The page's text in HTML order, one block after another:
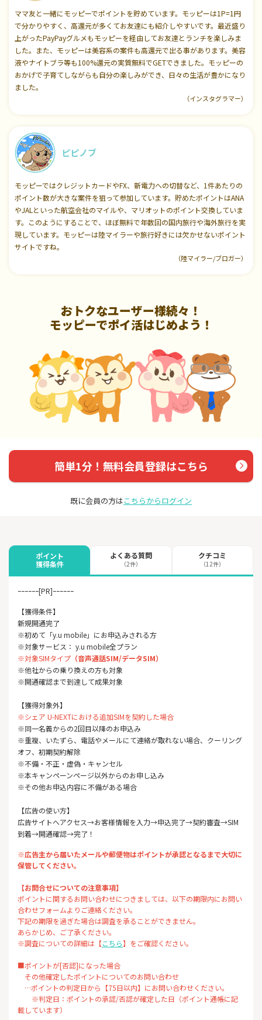
ママ友と一緒にモッピーでポイントを貯めています。モッピーは1P=1円
で分かりやすく、高還元が多くてお友達にも紹介しやすいです。最近盛り
上がったPayPayグルメもモッピーを経由してお友達とランチを楽しみま
した。また、モッピーは美容系の案件も高還元で出る事があります。美容
液やナイトブラ等も100%還元の実質無料でGETできました。モッピーの
おかげで子育てしながらも自分の楽しみができ、日々の生活が豊かになり
ました。
（インスタグラマー）
ピピノブ
モッピーではクレジットカードやFX、新電力への切替など、1件あたりの
ポイント数が大きな案件を狙って参加しています。貯めたポイントはANA
やJALといった航空会社のマイルや、マリオットのポイント交換していま
す。このようにすることで、ほぼ無料で年数回の国内旅行や海外旅行を実
現しています。モッピーは陸マイラーや旅行好きには欠かせないポイント
サイトですね。
（陸マイラー/ブロガー）
おトクなユーザー様続々！
モッピーでポイ活はじめよう！
簡単1分！無料会員登録はこちら
既に会員の方はこちらからログイン
ポイント
獲得条件
よくある質問
（2件）
クチコミ
（12件）
ｰｰｰｰｰｰ[PR]ｰｰｰｰｰｰ
【獲得条件】
新規開通完了
※初めて「y.u mobile」にお申込みされる方
※対象サービス： y.u mobile全プラン
※対象SIMタイプ （音声通話SIM/データSIM）
※他社からの乗り換えの方も対象
※開通確認まで到達して成果対象
【獲得対象外】
※シェア U-NEXTにおける追加SIMを契約した場合
※同一名義からの2回目以降のお申込み
※重複、いたずら、電話やメールにて連絡が取れない場合、クーリング
オフ、初期契約解除
※不備・不正・虚偽・キャンセル
※本キャンペーンページ以外からのお申し込み
※その他お申込内容に不備がある場合
【広告の使い方】
広告サイトへアクセス→お客様情報を入力→申込完了→契約審査→SIM
到着→開通確認→完了！
※広告主から届いたメールや郵便物はポイントが承認となるまで大切に
保管してください。
【お問合せについての注意事項】
ポイントに関するお問い合わせにつきましては、以下の期限内にお問い
合わせフォームよりご連絡ください。
下記の期限を過ぎた場合は調査を承ることができません。
あらかじめ、ご了承ください。
※調査についての詳細は【こちら】をご確認ください。
■ポイントが[否認]になった場合
その他確定したポイントについてのお問い合わせ
…ポイントの判定日から【75日以内】にお問い合わせください。
※判定日：ポイントの承認/否認が確定した日（ポイント通帳に記
載しています）